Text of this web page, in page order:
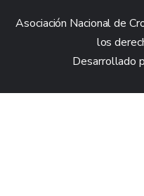
Asociación Nacional de
los
Desarrollado